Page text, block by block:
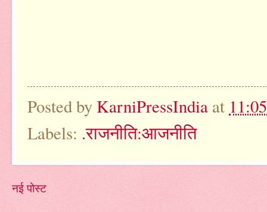
Posted by KarniPressIndia at
Labels: .राजनीति:आजनीति
नई पोस्ट